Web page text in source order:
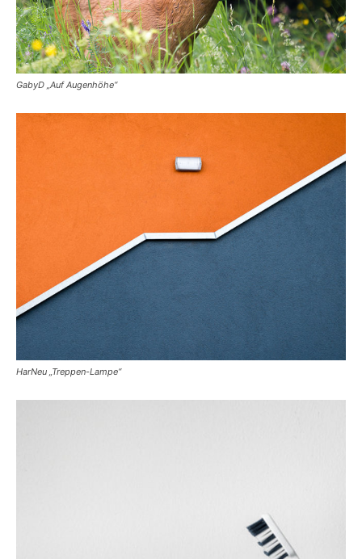
GabyD „Auf Augenhöhe“
HarNeu „Treppen-Lampe“